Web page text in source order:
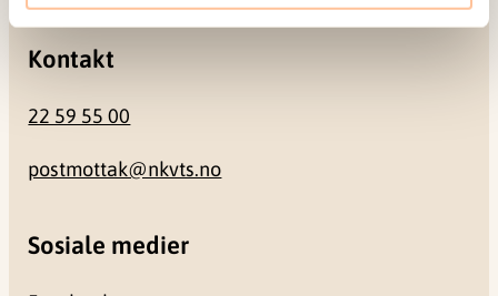
Kontakt
22 59 55 00
postmottak@nkvts.no
Sosiale medier